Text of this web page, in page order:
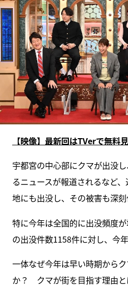
【映像】最新回はTVerで無料
宇都宮の中心部にクマが出没
るニュースが報道されるなど
地にも出没し、その被害も深刻
特に今年は全国的に出没頻度
の出没件数1158件に対し、今
一体なぜ今年は早い時期から
か？ クマが街を目指す理由